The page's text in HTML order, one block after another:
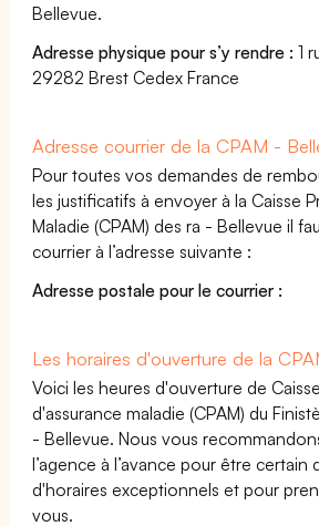
Bellevue.
Adresse physique pour s’y rendre :1
29282 Brest Cedex France
Adresse courrier de la CPAM -
Pour toutes vos demandes de
les justificatifs à envoyer à la Caisse
Maladie (CPAM) des ra - Bellevue il
courrier à l’adresse suivante :
Adresse postale pour le courrier :
Les horaires d'ouverture de la
Voici les heures d'ouverture de
d'assurance maladie (CPAM) du
- Bellevue. Nous vous
l’agence à l’avance pour être certain
d'horaires exceptionnels et pour
vous.